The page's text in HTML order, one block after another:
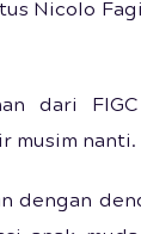
Nicolo
dari
musim nanti.
dengan